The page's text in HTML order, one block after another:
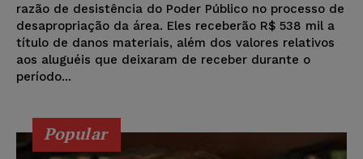
razão de desistência do Poder Público no processo de
desapropriação da área. Eles receberão R$ 538 mil a
título de danos materiais, além dos valores relativos
aos aluguéis que deixaram de receber durante o
período...
Popular